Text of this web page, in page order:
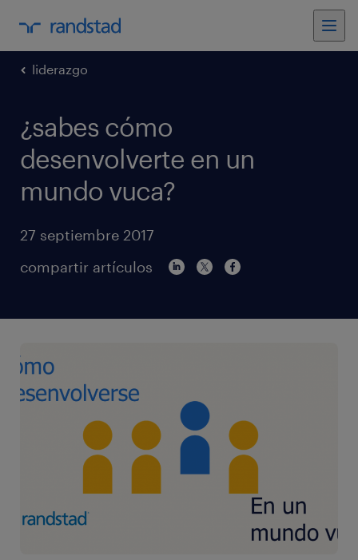
liderazgo
¿sabes cómo
desenvolverte en un
mundo vuca?
27 septiembre 2017
compartir artículos